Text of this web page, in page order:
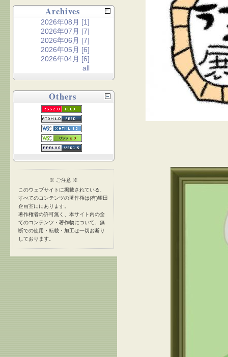
Archives
2026年08月 [1]
2026年07月 [7]
2026年06月 [7]
2026年05月 [6]
2026年04月 [6]
all
Others
※ ご注意 ※
このウェブサイトに掲載されている、
すべてのコンテンツの著作権は(有)望田
企画室ににあります。
著作権者の許可無く、本サイト内の全
てのコンテンツ・著作物について、無
断での使用・転載・加工は一切お断り
しております。